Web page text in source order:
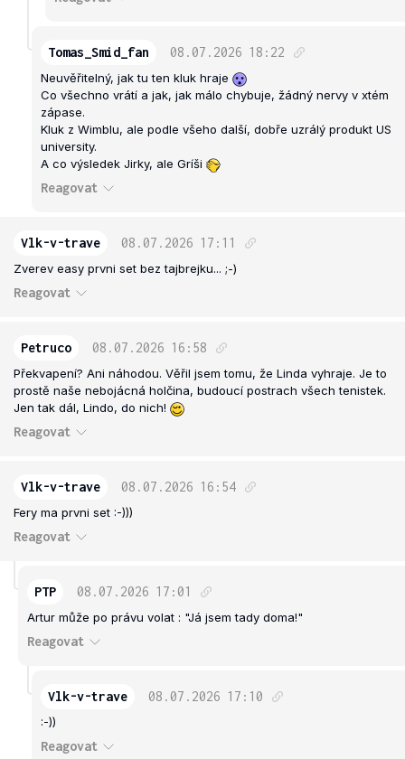
Tomas_Smid_fan 08.07.2026 18:22
Neuvěřitelný, jak tu ten kluk hraje
Co všechno vrátí a jak, jak málo chybuje, žádný nervy v xtém
zápase.
Kluk z Wimblu, ale podle všeho další, dobře uzrálý produkt US
university.
A co výsledek Jirky, ale Gríši
Reagovat
Vlk-v-trave 08.07.2026 17:11
Zverev easy prvni set bez tajbrejku... ;-)
Reagovat
Petruco 08.07.2026 16:58
Překvapení? Ani náhodou. Věřil jsem tomu, že Linda vyhraje. Je to
prostě naše nebojácná holčina, budoucí postrach všech tenistek.
Jen tak dál, Lindo, do nich!
Reagovat
Vlk-v-trave 08.07.2026 16:54
Fery ma prvni set :-)))
Reagovat
PTP 08.07.2026 17:01
Artur může po právu volat : "Já jsem tady doma!"
Reagovat
Vlk-v-trave 08.07.2026 17:10
:-))
Reagovat